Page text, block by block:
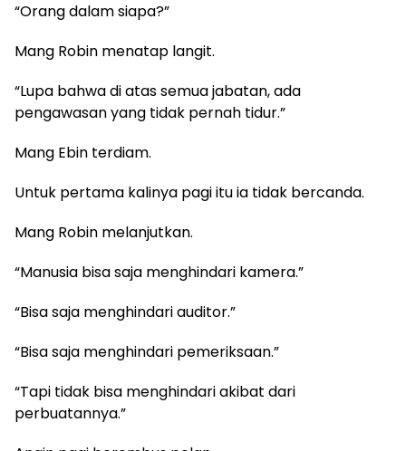
“Orang dalam siapa?”
Mang Robin menatap langit.
“Lupa bahwa di atas semua jabatan, ada
pengawasan yang tidak pernah tidur.”
Mang Ebin terdiam.
Untuk pertama kalinya pagi itu ia tidak bercanda.
Mang Robin melanjutkan.
“Manusia bisa saja menghindari kamera.”
“Bisa saja menghindari auditor.”
“Bisa saja menghindari pemeriksaan.”
“Tapi tidak bisa menghindari akibat dari
perbuatannya.”